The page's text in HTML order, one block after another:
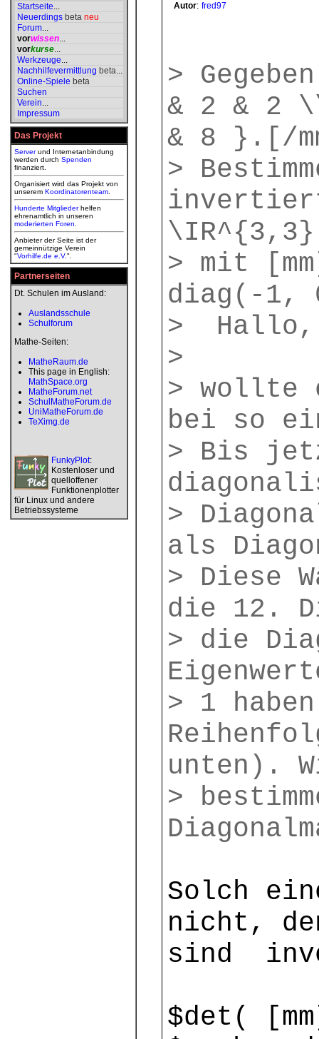
Startseite...
Neuerdings beta neu
Forum...
vorwissen...
vorkurse...
Werkzeuge...
Nachhilfevermittlung beta...
Online-Spiele beta
Suchen
Verein...
Impressum
Das Projekt
Serverund Internetanbindung
werden durch Spenden
finanziert.
Organisiert wird das Projekt von
unserem Koordinatorenteam
Hunderte Mitgliederhelfen
ehrenamtlich in unseren
moderierten Foren
Anbieter der Seite ist der
gemeinnützige Verein
"Vorhilfe.de e.V.".
Partnerseiten
Dt. Schulen im Ausland:
Auslandsschule
Schulforum
Mathe-Seiten:
MatheRaum.de
This page in English:
MathSpace.org
MatheForum.net
SchulMatheForum.de
UniMatheForum.de
TeXimg.de
FunkyPlot:
Kostenloser und
quelloffener
Funktionenplotter
für Linux und andere
Betriebssysteme
Autor: fred97
>
& 2 & 2
& 8 }.[/
>
> mit
diag(-1,
> Hallo,
>
> wollte
bei so
> Bis
>
als
> Diese
die 12.
> die
> 1
unten).
>
Solch
nicht,
sind
$det(